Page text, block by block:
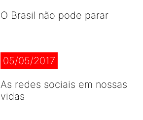
O Brasil não pode parar
05/05/2017
As redes sociais em nossas
vidas